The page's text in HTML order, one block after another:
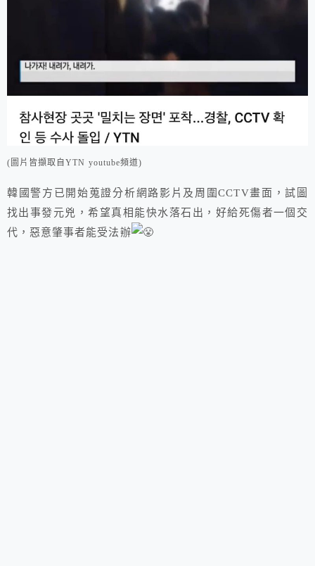
(圖片皆擷取自YTN youtube頻道)
韓國警方已開始蒐證分析網路影片及周圍CCTV畫面，試圖
找出事發元兇，希望真相能快水落石出，好給死傷者一個交
代，惡意肇事者能受法辦